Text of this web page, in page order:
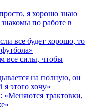
я хорошо знаю
по работе в
все будет хорошо, то
все силы, чтобы
на полную, он
я этого хочу»
«Меняются трактовки,